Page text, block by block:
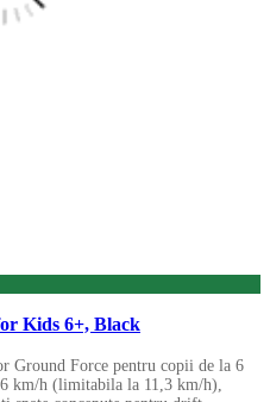
Kids 6+, Black
Ground Force pentru copii de la 6
km/h (limitabila la 11,3 km/h),